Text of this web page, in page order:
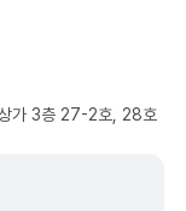
상가 3층 27-2호, 28호